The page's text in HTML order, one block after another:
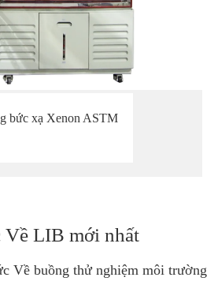
bức xạ Xenon ASTM
Về LIB mới nhất
Về buồng thử nghiệm môi trường